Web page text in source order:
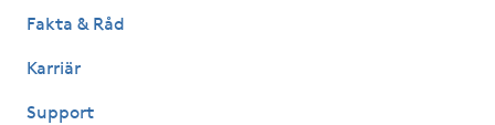
Hårbottenbehandling
Fakta & Råd
Karriär
Support